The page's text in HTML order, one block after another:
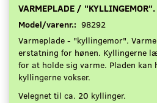
VARMEPLADE /
Model/varenr.: 98292
Varmeplade - "kyllingemor".
erstatning for hønen. Kyllingerne
for at holde sig varme. Pladen
kyllingerne vokser.
Velegnet til ca. 20 kyllinger.